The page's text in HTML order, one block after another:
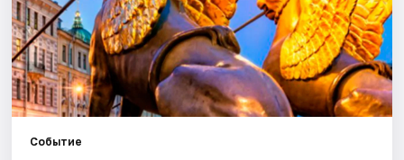
Экскурсии
Спорт
События
Событие